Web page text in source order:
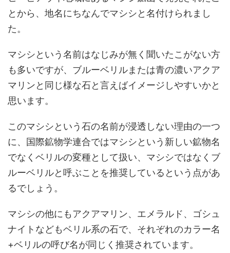
とから、地名にちなんでマシシと名付けられまし
た。
マシシという名前はなじみが無く聞いたこがない方
も多いですが、ブルーベリルまたは青の濃いアクア
マリンと同じ様な石と言えばイメージしやすいかと
思います。
このマシシという石の名前が浸透しない理由の一つ
に、国際鉱物学連合ではマシシという新しい鉱物名
でなくベリルの変種として扱い、マシシではなくブ
ルーベリルと呼ぶことを推奨しているという点があ
るでしょう。
マシシの他にもアクアマリン、エメラルド、ゴシュ
ナイトなどもベリル系の石で、それぞれのカラー名
+ベリルの呼び名が同じく推奨されています。